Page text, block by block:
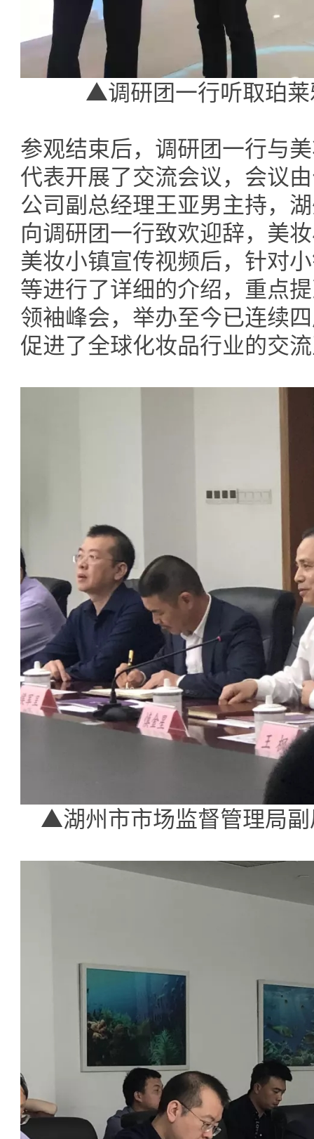
▲调研团一行听取珀
参观结束后，调研团一行与
代表开展了交流会议，会议
公司副总经理王亚男主持，
向调研团一行致欢迎辞，美
美妆小镇宣传视频后，针对
等进行了详细的介绍，重点
领袖峰会，举办至今已连续
促进了全球化妆品行业的交
▲湖州市市场监督管理局